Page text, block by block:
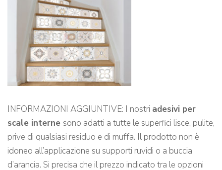
INFORMAZIONI AGGIUNTIVE: I nostri adesivi per
scale interne sono adatti a tutte le superfici lisce, pulite,
prive di qualsiasi residuo e di muffa. Il prodotto non è
idoneo all’applicazione su supporti ruvidi o a buccia
d’arancia. Si precisa che il prezzo indicato tra le opzioni